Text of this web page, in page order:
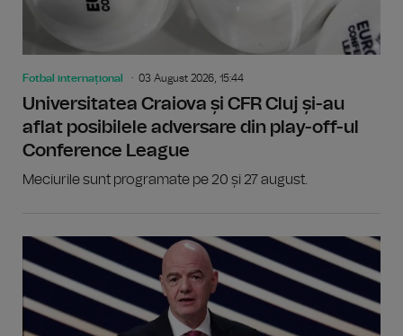
Fotbal internațional 03 August 2026, 15:44
Universitatea Craiova și CFR Cluj și-au
aflat posibilele adversare din play-off-ul
Conference League
Meciurile sunt programate pe 20 și 27 august.